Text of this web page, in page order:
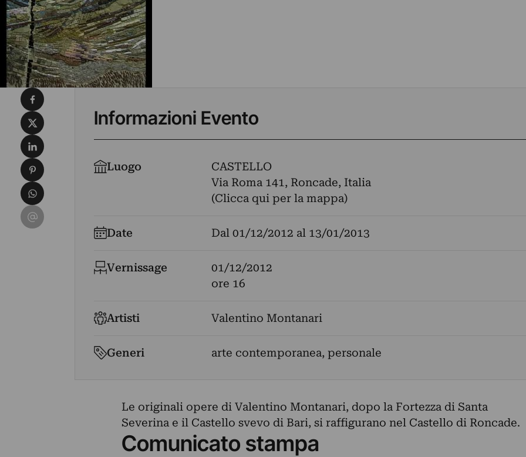
Informazioni Evento
Luogo
CASTELLO
Via Roma 141, Roncade, Italia
(Clicca qui per la mappa)
Date Dal 01/12/2012 al 13/01/2013
Vernissage
01/12/2012
ore 16
Artisti Valentino Montanari
Generi arte contemporanea, personale
Le originali opere di Valentino Montanari, dopo la Fortezza di Santa
Severina e il Castello svevo di Bari, si raffigurano nel Castello di Roncade.
Comunicato stampa
Condividi su Facebook
Condividi su X
Condividi su LinkedIn
Condividi su Pinterest
Condividi su WhatsApp
Condividi su Email